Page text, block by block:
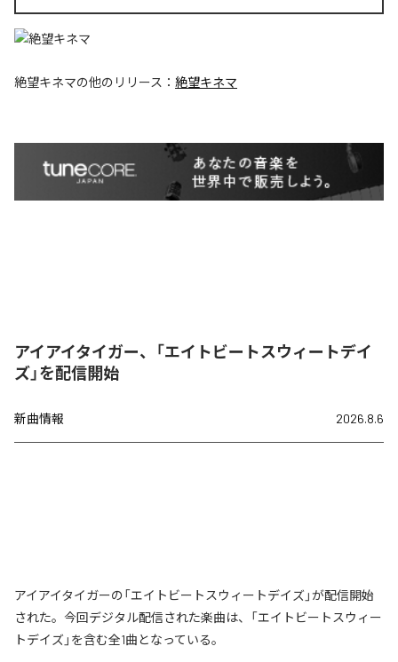
絶望キネマの他のリリース： 絶望キネマ
アイアイタイガー、「エイトビートスウィートデイ
ズ」を配信開始
新曲情報 2026.8.6
アイアイタイガーの「エイトビートスウィートデイズ」が配信開始
された。今回デジタル配信された楽曲は、「エイトビートスウィー
トデイズ」を含む全1曲となっている。